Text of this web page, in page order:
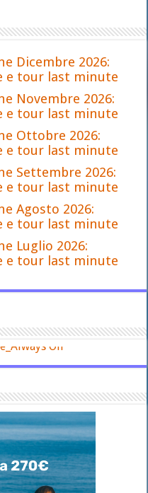
Dicembre 2026:
e tour last minute
Novembre 2026:
e tour last minute
Ottobre 2026:
e tour last minute
Settembre 2026:
e tour last minute
Agosto 2026:
e tour last minute
Luglio 2026:
e tour last minute